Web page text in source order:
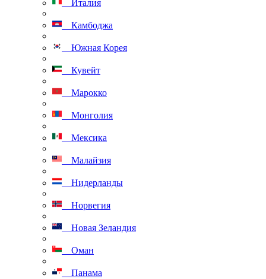
Италия
Камбоджа
Южная Корея
Кувейт
Марокко
Монголия
Мексика
Малайзия
Нидерланды
Норвегия
Новая Зеландия
Оман
Панама